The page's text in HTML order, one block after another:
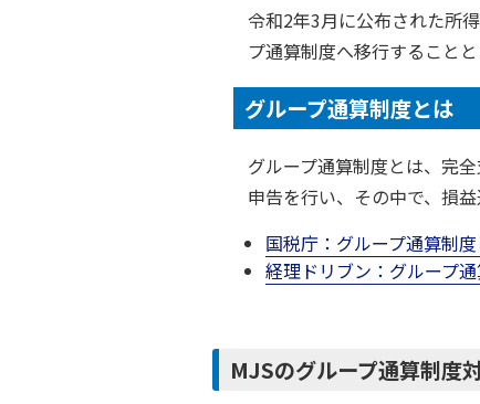
令和2年3月に公布された所
プ通算制度へ移行すること
グループ通算制度とは
グループ通算制度とは、完
申告を行い、その中で、損
国税庁：グループ通算制
経理ドリブン：グループ
MJSのグループ通算制度